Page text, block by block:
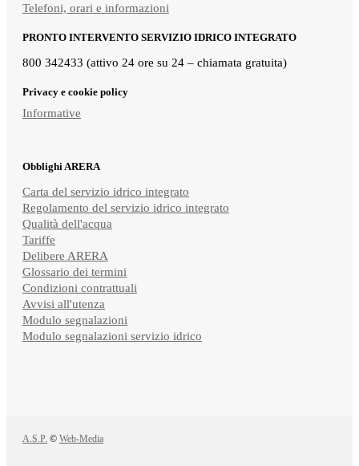
Telefoni, orari e informazioni
PRONTO INTERVENTO SERVIZIO IDRICO INTEGRATO
800 342433 (attivo 24 ore su 24 – chiamata gratuita)
Privacy e cookie policy
Informative
Obblighi ARERA
Carta del servizio idrico integrato
Regolamento del servizio idrico integrato
Qualità dell'acqua
Tariffe
Delibere ARERA
Glossario dei termini
Condizioni contrattuali
Avvisi all'utenza
Modulo segnalazioni
Modulo segnalazioni servizio idrico
A.S.P. © Web-Media